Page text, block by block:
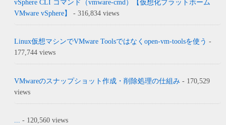
vSphere CLI コマンド（vmware-cmd）【仮想化プラットホーム
VMware vSphere】
- 316,834 views
Linux仮想マシンでVMware Toolsではなくopen-vm-toolsを使う -
177,744 views
VMwareのスナップショット作成・削除処理の仕組み - 170,529
views
... - 120,560 views